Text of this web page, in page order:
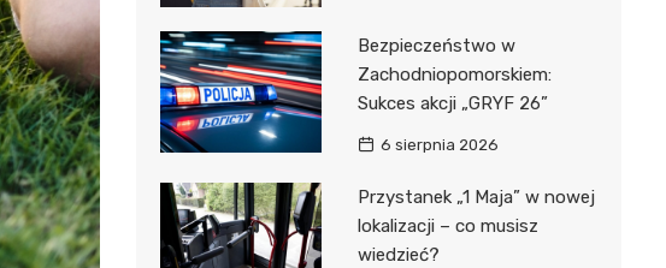
Samodzielny Publiczny
Wojewódzki Szpital
Zespolony im. M.
Skłodowskiej-Curi
Bezpieczeństwo w
Zachodniopomorskiem:
Sukces akcji „GRYF 26”
6 sierpnia 2026
Przystanek „1 Maja” w nowej
lokalizacji – co musisz
wiedzieć?